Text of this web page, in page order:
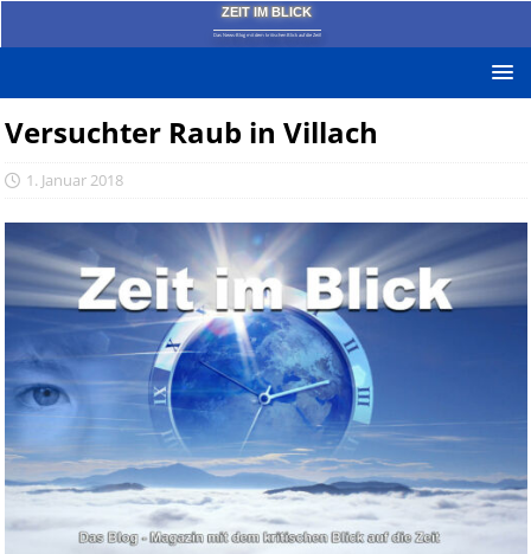
ZEIT IM BLICK
Das News-Blog mit dem kritischen Blick auf die Zeit!
Versuchter Raub in Villach
1. Januar 2018